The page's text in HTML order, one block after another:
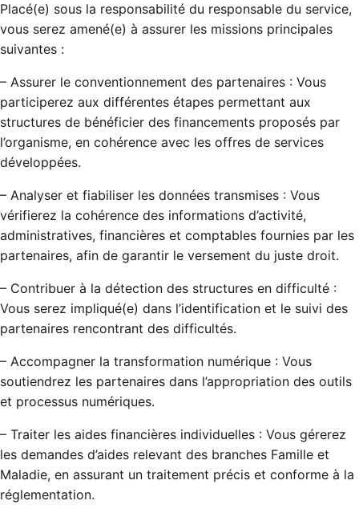
Placé(e) sous la responsabilité du responsable du service,
vous serez amené(e) à assurer les missions principales
suivantes :
– Assurer le conventionnement des partenaires : Vous
participerez aux différentes étapes permettant aux
structures de bénéficier des financements proposés par
l’organisme, en cohérence avec les offres de services
développées.
– Analyser et fiabiliser les données transmises : Vous
vérifierez la cohérence des informations d’activité,
administratives, financières et comptables fournies par les
partenaires, afin de garantir le versement du juste droit.
– Contribuer à la détection des structures en difficulté :
Vous serez impliqué(e) dans l’identification et le suivi des
partenaires rencontrant des difficultés.
– Accompagner la transformation numérique : Vous
soutiendrez les partenaires dans l’appropriation des outils
et processus numériques.
– Traiter les aides financières individuelles : Vous gérerez
les demandes d’aides relevant des branches Famille et
Maladie, en assurant un traitement précis et conforme à la
réglementation.